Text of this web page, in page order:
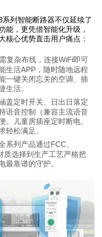
系列智能断路器不仅延续了
能，更凭借智能化升级，
核心优势直击用户痛点：
复杂布线，连接WiFi即可
生活APP，随时随地远程
一键关闭忘关的空调、插
生活。
盖定时开关、日出日落定
语音控制（兼容主流语音
。儿童房插座定时断电、
轻松满足。
系列产品通过FCC、
质选择到生产工艺严格把
最靠谱的守护。